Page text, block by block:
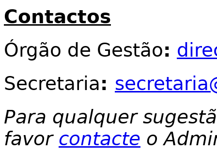
Contactos
Órgão de Gestão:
Secretaria:
Para qualquer
favor contacte o